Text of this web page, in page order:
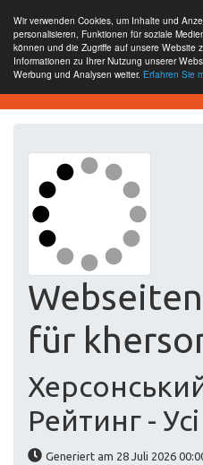
Wir verwenden Cookies, um Inhalte und
personalisieren, Funktionen für soziale
können und die Zugriffe auf unsere Website
Informationen zu Ihrer Nutzung unserer
Werbung und Analysen weiter. Erfahren Sie
Free SEO Testing Tool
für
Рейтинг -
Generiert am 28 Juli 2026